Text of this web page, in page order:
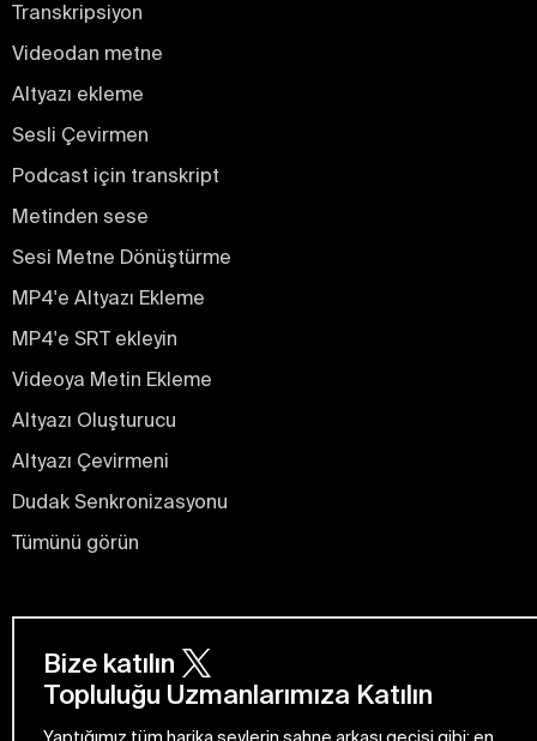
Transkripsiyon
Videodan metne
Altyazı ekleme
Sesli Çevirmen
Podcast için transkript
Metinden sese
Sesi Metne Dönüştürme
MP4'e Altyazı Ekleme
MP4'e SRT ekleyin
Videoya Metin Ekleme
Altyazı Oluşturucu
Altyazı Çevirmeni
Dudak Senkronizasyonu
Tümünü görün
Bize katılın
Topluluğu Uzmanlarımıza Katılın